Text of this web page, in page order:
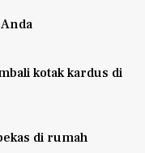
kotak kardus di
di rumah